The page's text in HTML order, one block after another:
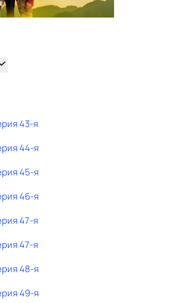
43-я
44-я
45-я
46-я
47-я
47-я
48-я
49-я